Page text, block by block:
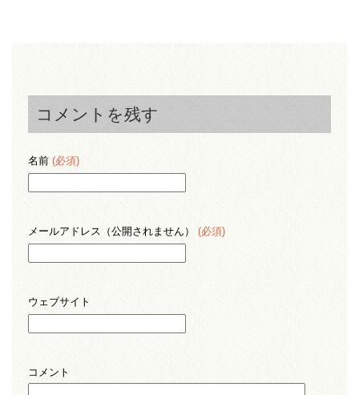
コメントを残す
名前 (必須)
メールアドレス（公開されません） (必須)
ウェブサイト
コメント